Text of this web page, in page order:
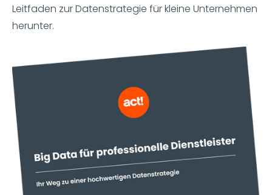
Leitfaden zur Datenstrategie für kleine Unternehmen
herunter.